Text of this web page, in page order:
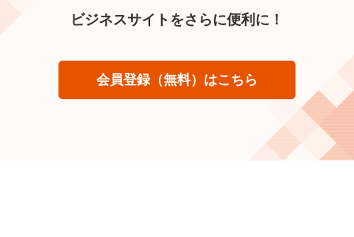
ビジネスサイトをさらに便利に！
会員登録（無料）はこちら